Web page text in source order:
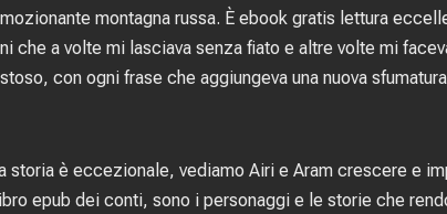
montagna russa. È ebook gratis lettura
che a volte mi lasciava senza fiato e altre volte mi
con ogni frase che aggiungeva una nuova
storia è eccezionale, vediamo Airi e Aram crescere e
epub dei conti, sono i personaggi e le storie che